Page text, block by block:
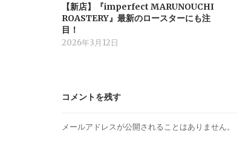
【新店】『imperfect MARUNOUCHI
ROASTERY』最新のロースターにも注
目！
2026年3月12日
コメントを残す
メールアドレスが公開されることはありません。